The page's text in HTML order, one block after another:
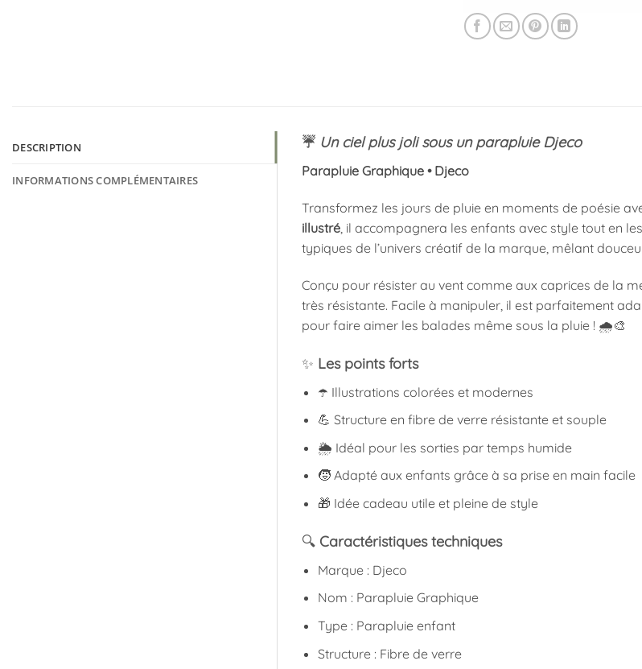
DESCRIPTION
INFORMATIONS COMPLÉMENTAIRES
☔️ Un ciel plus joli sous un parapluie Djeco
Parapluie Graphique • Djeco
Transformez les jours de pluie en moments de poésie
illustré, il accompagnera les enfants avec style tout en
typiques de l’univers créatif de la marque, mêlant
Conçu pour résister au vent comme aux caprices de la
très résistante. Facile à manipuler, il est parfaitement
pour faire aimer les balades même sous la pluie ! 🌧️🎨
✨ Les points forts
☂️ Illustrations colorées et modernes
💪 Structure en fibre de verre résistante et souple
🌦️ Idéal pour les sorties par temps humide
🧒 Adapté aux enfants grâce à sa prise en main facile
🎁 Idée cadeau utile et pleine de style
🔍 Caractéristiques techniques
Marque : Djeco
Nom : Parapluie Graphique
Type : Parapluie enfant
Structure : Fibre de verre